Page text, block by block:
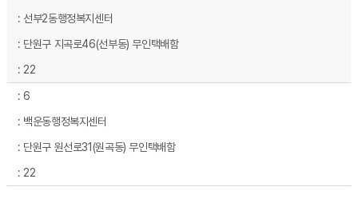
선부2동행정복지센터
단원구 지곡로46(선부동) 무인택배함
22
6
백운동행정복지센터
단원구 원선로31(원곡동) 무인택배함
22